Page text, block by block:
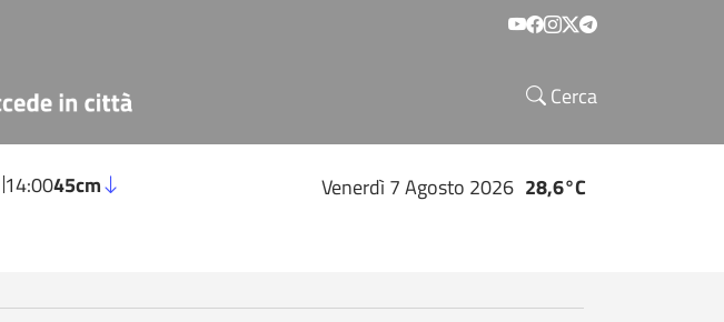
Social menu
Cerca
14:0045cm Venerdì 7 Agosto 2026 28,6°C